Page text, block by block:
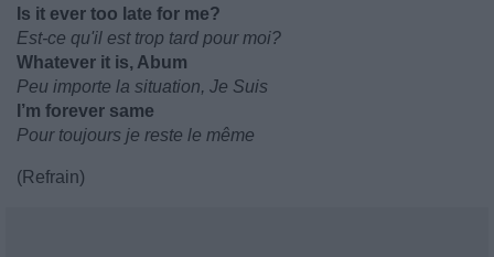
Is it ever too late for me?
Est-ce qu'il est trop tard pour moi?
Whatever it is, Abum
Peu importe la situation, Je Suis
I’m forever same
Pour toujours je reste le même
(Refrain)